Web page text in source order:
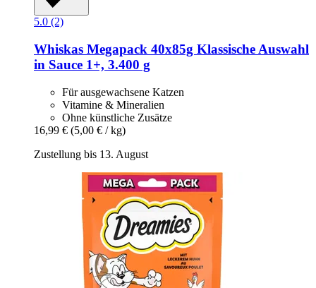
5.0 (2)
Whiskas Megapack 40x85g Klassische Auswahl
in Sauce 1+, 3.400 g
Für ausgewachsene Katzen
Vitamine & Mineralien
Ohne künstliche Zusätze
16,99 € (5,00 € / kg)
Zustellung bis 13. August